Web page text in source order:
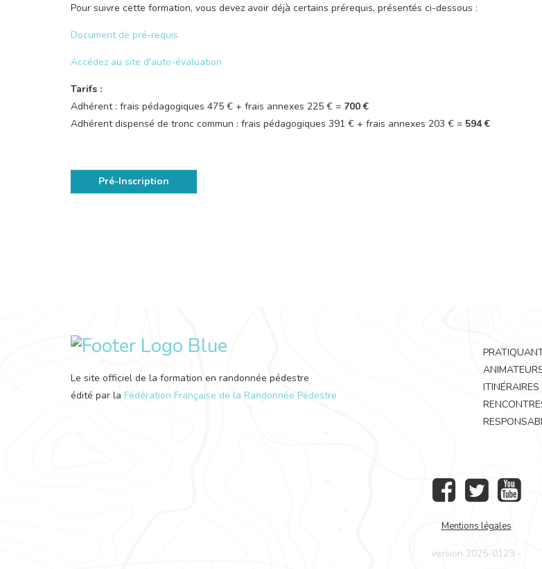
Pour suivre cette formation, vous devez avoir déjà certains prérequis, présentés ci-dessous :
Document de pré-requis
Accédez au site d'auto-évaluation
Tarifs :
Adhérent : frais pédagogiques 475 € + frais annexes 225 € = 700 €
Adhérent dispensé de tronc commun : frais pédagogiques 391 € + frais annexes 203 € = 594 €
Pré-Inscription
Le site officiel de la formation en randonnée pédestre
édité par la Fédération Française de la Randonnée Pédestre
ITINÉRAIRES
Mentions légales
version 2025-0129 -